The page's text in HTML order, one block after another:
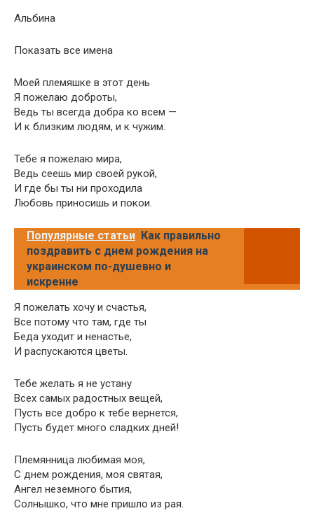
Альбина
Показать все имена
Моей племяшке в этот день
Я пожелаю доброты,
Ведь ты всегда добра ко всем —
И к близким людям, и к чужим.
Тебе я пожелаю мира,
Ведь сеешь мир своей рукой,
И где бы ты ни проходила
Любовь приносишь и покои.
Популярные статьи Как правильно
поздравить с днем рождения на
украинском по-душевно и
искренне
Я пожелать хочу и счастья,
Все потому что там, где ты
Беда уходит и ненастье,
И распускаются цветы.
Тебе желать я не устану
Всех самых радостных вещей,
Пусть все добро к тебе вернется,
Пусть будет много сладких дней!
Племянница любимая моя,
С днем рождения, моя святая,
Ангел неземного бытия,
Солнышко, что мне пришло из рая.